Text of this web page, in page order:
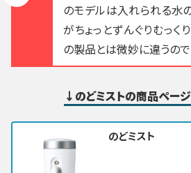
のモデルは入れられる水
がちょっとずんぐりむっ
の製品とは微妙に違うので
↓のどミストの商品ページ
のどミスト